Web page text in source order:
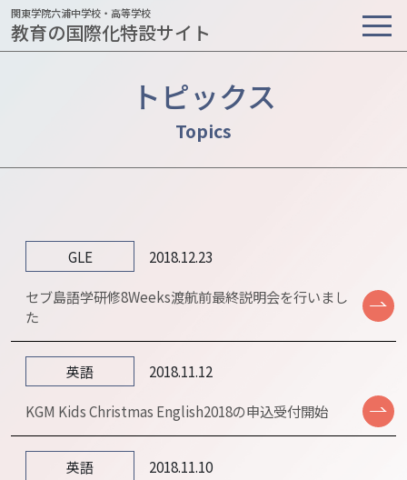
関東学院六浦中学校・高等学校
教育の国際化特設サイト
トピックス
GLE
2018.12.23
セブ島語学研修8Weeks渡航前最終説明会を行いまし
た
英語
2018.11.12
KGM Kids Christmas English2018の申込受付開始
英語
2018.11.10